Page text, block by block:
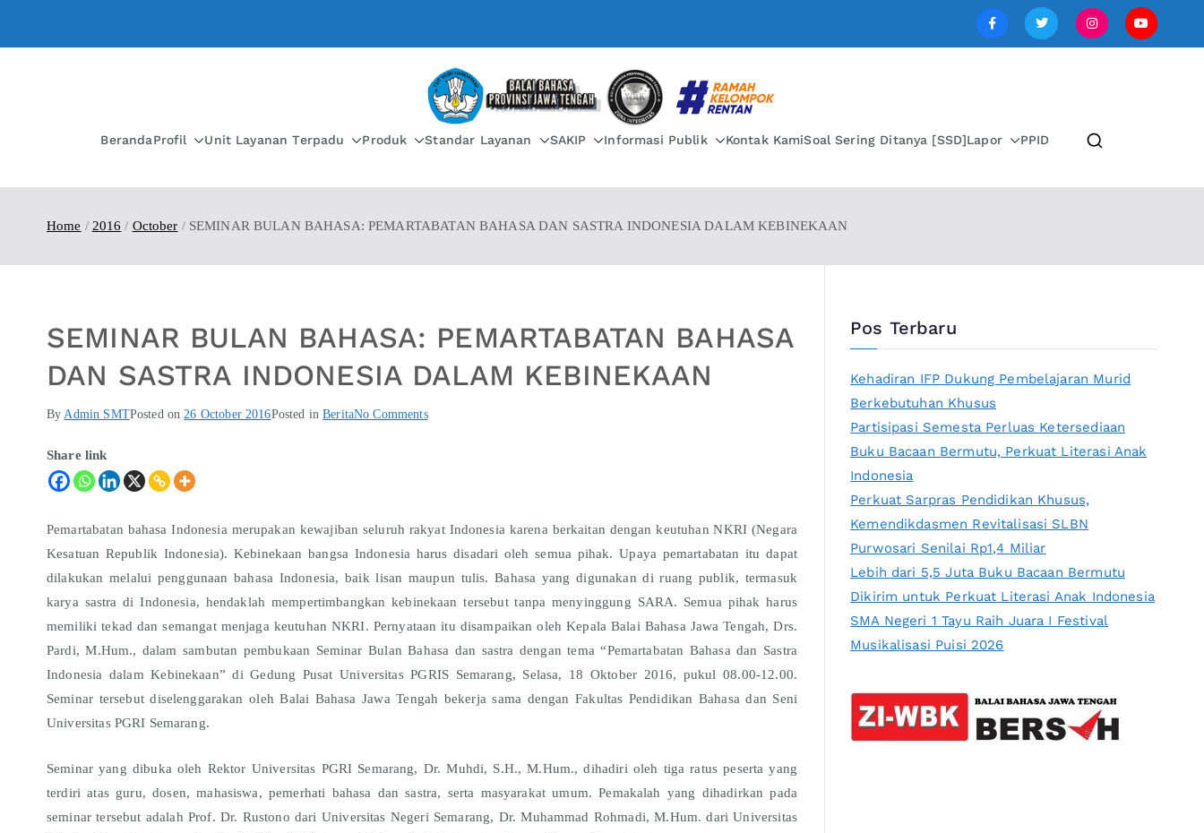
BALAI BAHASA PROVINSI JAWA TENGAH
BerandaProfil Unit Layanan Terpadu Produk Standar Layanan SAKIP Informasi Publik Kontak KamiSoal Sering Ditanya [SSD]Lapor PPID
Home 2016 October SEMINAR BULAN BAHASA: PEMARTABATAN BAHASA DAN SASTRA INDONESIA DALAM KEBINEKAAN
SEMINAR BULAN BAHASA: PEMARTABATAN BAHASA
DAN SASTRA INDONESIA DALAM KEBINEKAAN
ByAdmin SMTPosted on26 October 2016Posted inBeritaNo Comments
Share link
Pemartabatan bahasa Indonesia merupakan kewajiban seluruh rakyat Indonesia karena berkaitan dengan keutuhan NKRI (Negara
Kesatuan Republik Indonesia). Kebinekaan bangsa Indonesia harus disadari oleh semua pihak. Upaya pemartabatan itu dapat
dilakukan melalui penggunaan bahasa Indonesia, baik lisan maupun tulis. Bahasa yang digunakan di ruang publik, termasuk
karya sastra di Indonesia, hendaklah mempertimbangkan kebinekaan tersebut tanpa menyinggung SARA. Semua pihak harus
memiliki tekad dan semangat menjaga keutuhan NKRI. Pernyataan itu disampaikan oleh Kepala Balai Bahasa Jawa Tengah, Drs.
Pardi, M.Hum., dalam sambutan pembukaan Seminar Bulan Bahasa dan sastra dengan tema “Pemartabatan Bahasa dan Sastra
Indonesia dalam Kebinekaan” di Gedung Pusat Universitas PGRIS Semarang, Selasa, 18 Oktober 2016, pukul 08.00-12.00.
Seminar tersebut diselenggarakan oleh Balai Bahasa Jawa Tengah bekerja sama dengan Fakultas Pendidikan Bahasa dan Seni
Universitas PGRI Semarang.
Seminar yang dibuka oleh Rektor Universitas PGRI Semarang, Dr. Muhdi, S.H., M.Hum., dihadiri oleh tiga ratus peserta yang
terdiri atas guru, dosen, mahasiswa, pemerhati bahasa dan sastra, serta masyarakat umum. Pemakalah yang dihadirkan pada
seminar tersebut adalah Prof. Dr. Rustono dari Universitas Negeri Semarang, Dr. Muhammad Rohmadi, M.Hum. dari Universitas
Pos Terbaru
Kehadiran IFP Dukung Pembelajaran Murid
Berkebutuhan Khusus
Partisipasi Semesta Perluas Ketersediaan
Buku Bacaan Bermutu, Perkuat Literasi Anak
Indonesia
Perkuat Sarpras Pendidikan Khusus,
Kemendikdasmen Revitalisasi SLBN
Purwosari Senilai Rp1,4 Miliar
Lebih dari 5,5 Juta Buku Bacaan Bermutu
Dikirim untuk Perkuat Literasi Anak Indonesia
SMA Negeri 1 Tayu Raih Juara I Festival
Musikalisasi Puisi 2026